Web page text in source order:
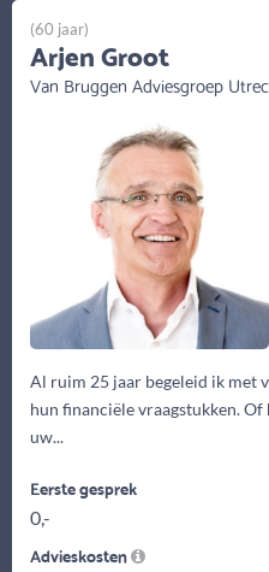
Al ruim 25 jaar begeleid ik met
hun financiële vraagstukken. Of
uw...
(60 jaar)
Arjen Groot
Van Bruggen Adviesgroep
Eerste gesprek
0,-
Advieskosten